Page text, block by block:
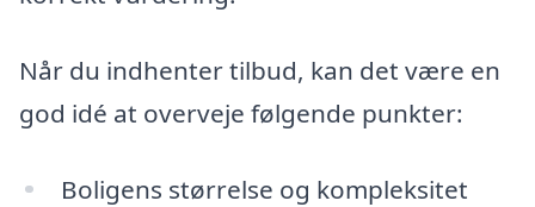
Når du indhenter tilbud, kan det være en
god idé at overveje følgende punkter:
Boligens størrelse og kompleksitet